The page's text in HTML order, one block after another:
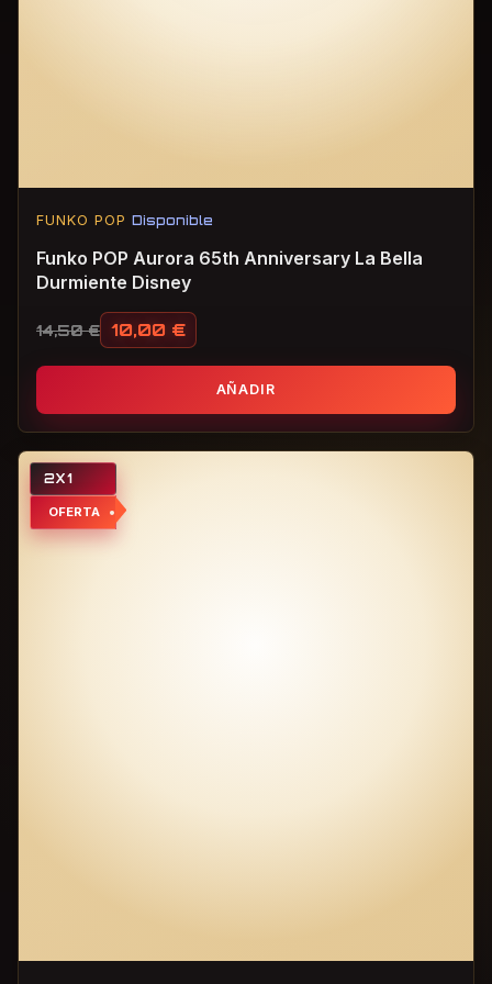
FUNKO POP Disponible
Funko POP Aurora 65th Anniversary La Bella
Durmiente Disney
14,50€
El precio original era: 14,50 €.
10,00 €
El precio actual es: 10,00 €.
AÑADIR
2X1
OFERTA